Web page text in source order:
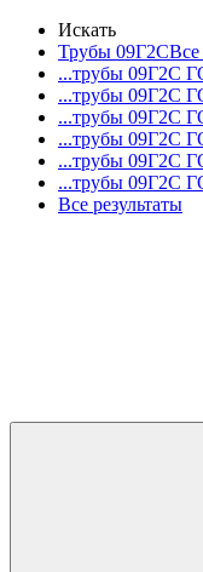
Искать
Трубы 09Г2СВсе
...трубы 09Г2С
...трубы 09Г2С
...трубы 09Г2С
...трубы 09Г2С
...трубы 09Г2С
...трубы 09Г2С
Все результаты